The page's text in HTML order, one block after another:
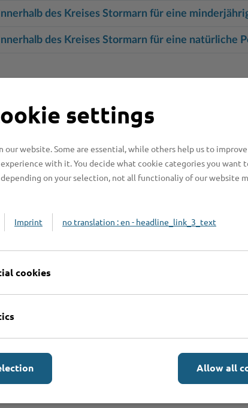
des Kreises Stormarn für eine
des Kreises Stormarn für eine natürliche
beantragen
Begleitung
beantragen
in die Adoption des Kindes einwilligen
settings
our website. Some are essential, while others help us to
with it. You decide what cookie categories you want
on your selection, not all functionaliy of our website
Imprint no translation : en - headline_link_3_text
cookies
Allow all